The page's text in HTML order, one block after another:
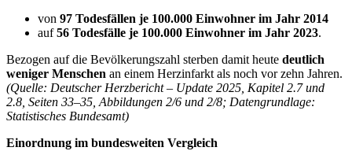
von 97 Todesfällen je 100.000 Einwohner im Jahr 2014
auf56 Todesfälle je 100.000 Einwohner im Jahr 2023.
Bezogen auf die Bevölkerungszahl sterben damit heute deutlich
weniger Menschen an einem Herzinfarkt als noch vor zehn Jahren.
(Quelle: Deutscher Herzbericht – Update 2025, Kapitel 2.7 und
2.8, Seiten 33–35, Abbildungen 2/6 und 2/8; Datengrundlage:
Statistisches Bundesamt)
Einordnung im bundesweiten Vergleich